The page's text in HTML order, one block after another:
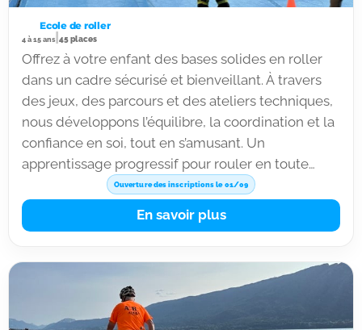
Ecole de roller
4 à 15 ans| 45 places
Offrez à votre enfant des bases solides en roller
dans un cadre sécurisé et bienveillant. À travers
des jeux, des parcours et des ateliers techniques,
nous développons l’équilibre, la coordination et la
confiance en soi, tout en s’amusant. Un
apprentissage progressif pour rouler en toute
sécurité et avec le sourire !
Ouverture des inscriptions le 01/09
En savoir plus